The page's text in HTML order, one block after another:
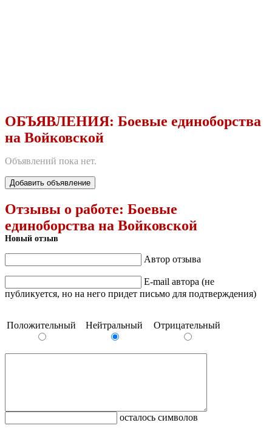
ОБЪЯВЛЕНИЯ: Боевые единоборства
на Войковской
Объявлений пока нет.
Добавить объявление
Отзывы о работе: Боевые
единоборства на Войковской
Новый отзыв
Автор отзыва
E-mail автора (не
публикуется, но на него придет письмо для подтверждения)
Положительный Нейтральный Отрицательный
осталось символов